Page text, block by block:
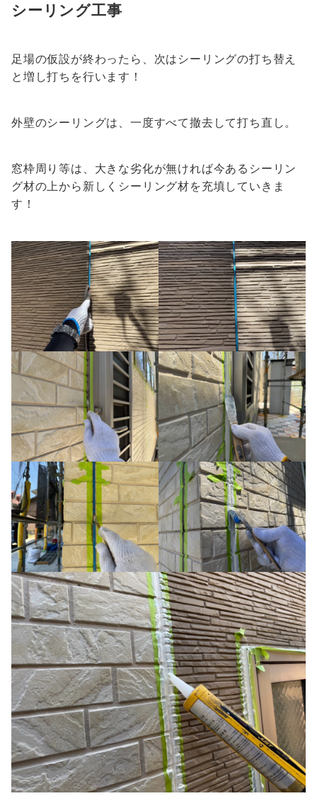
シーリング工事
足場の仮設が終わったら、次はシーリングの打ち替え
と増し打ちを行います！
外壁のシーリングは、一度すべて撤去して打ち直し。
窓枠周り等は、大きな劣化が無ければ今あるシーリン
グ材の上から新しくシーリング材を充填していきま
す！